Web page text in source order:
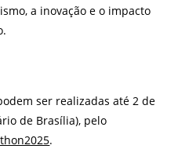
a inovação e o impacto
ser realizadas até 2 de
de Brasília), pelo
.